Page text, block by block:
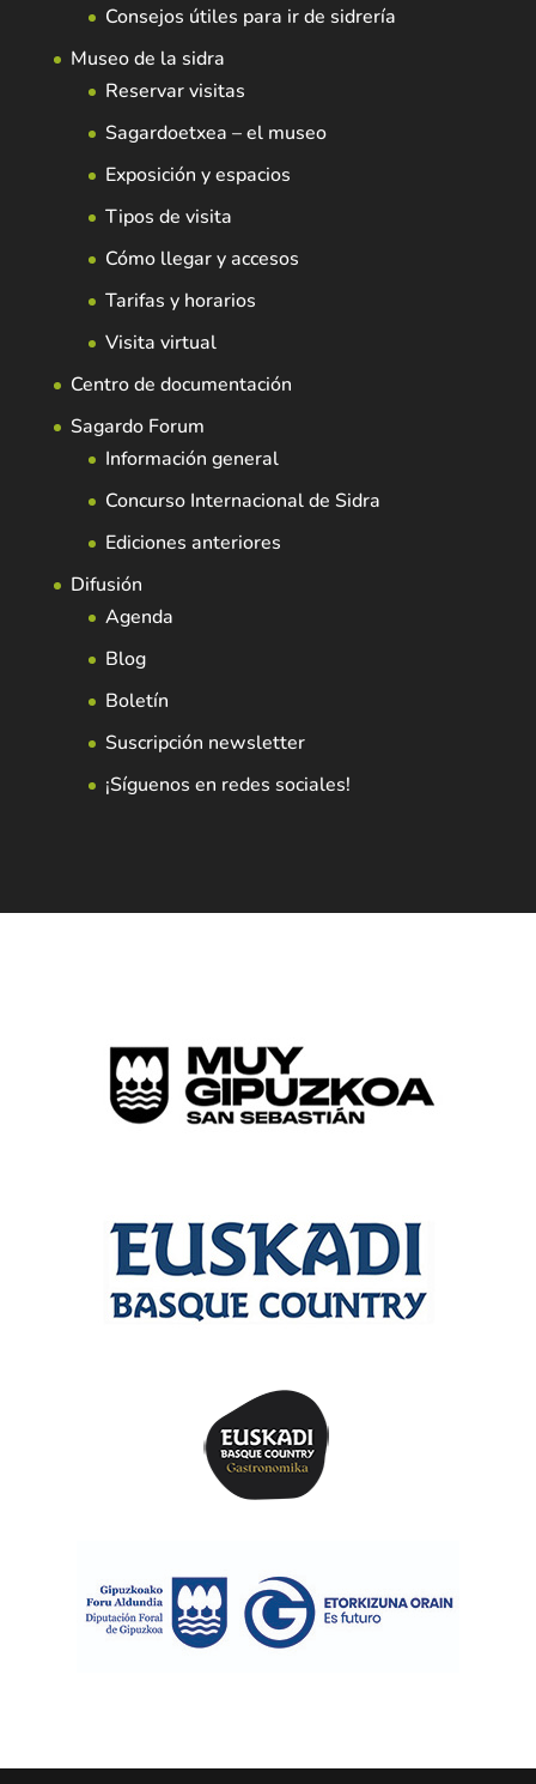
Consejos útiles para ir de sidrería
Museo de la sidra
Reservar visitas
Sagardoetxea – el museo
Exposición y espacios
Tipos de visita
Cómo llegar y accesos
Tarifas y horarios
Visita virtual
Centro de documentación
Sagardo Forum
Información general
Concurso Internacional de Sidra
Ediciones anteriores
Difusión
Agenda
Blog
Boletín
Suscripción newsletter
¡Síguenos en redes sociales!